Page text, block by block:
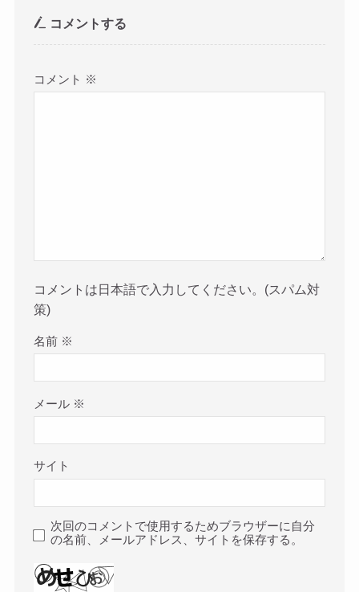
コメントする
コメント ※
コメントは日本語で入力してください。(スパム対
策)
名前 ※
メール ※
サイト
次回のコメントで使用するためブラウザーに自分
の名前、メールアドレス、サイトを保存する。